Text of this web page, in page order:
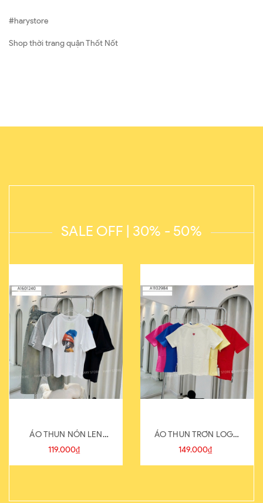
#harystore
Shop thời trang quận Thốt Nốt
SALE OFF | 30% - 50%
ÁO THUN NÓN LEN
821-1
119.000₫
ÁO THUN TRƠN LOGO
SAU
149.000₫